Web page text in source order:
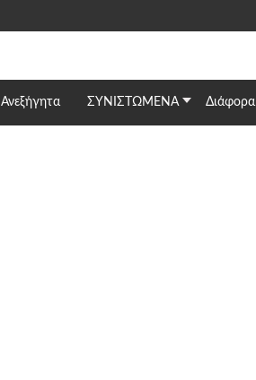
Ανεξήγητα ΣΥΝΙΣΤΩΜΕΝΑ Διάφορα